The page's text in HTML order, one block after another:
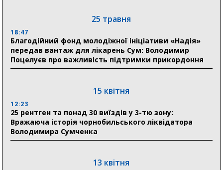
прифронтової Сумщини: перша група оздоровилася
в Австрії
18:30
Ніколаєнко: у Сумах погодили 115 компенсацій на
відновлення житла майже на 6,6 млн грн
21:01
До 19 400 гривень на паливо: Пенсійний фонд
Сумщини пояснив, як отримати допомогу на зиму
«Укрексімбанк» припиняє виплату пенсій: у
25 травня
18:47
Благодійний фонд молодіжної ініціативи «Надія»
передав вантаж для лікарень Сум: Володимир
Поцелуєв про важливість підтримки прикордоння
15 квітня
12:23
25 рентген та понад 30 виїздів у 3-тю зону:
Вражаюча історія чорнобильського ліквідатора
Володимира Сумченка
13 квітня